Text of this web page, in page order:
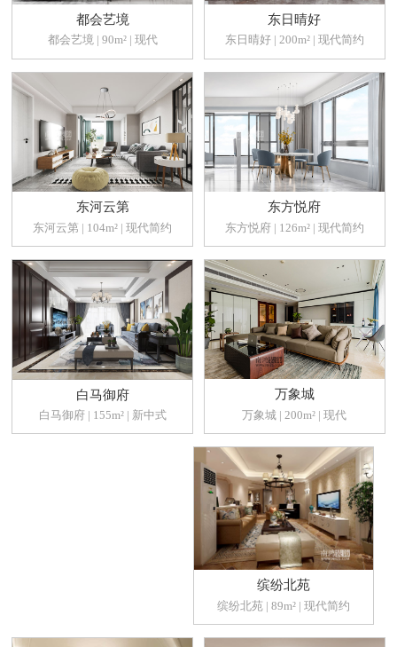
都会艺境
都会艺境 | 90m² | 现代
东日晴好
东日晴好 | 200m² | 现代简约
东河云第
东河云第 | 104m² | 现代简约
东方悦府
东方悦府 | 126m² | 现代简约
白马御府
白马御府 | 155m² | 新中式
万象城
万象城 | 200m² | 现代
缤纷北苑
缤纷北苑 | 89m² | 现代简约